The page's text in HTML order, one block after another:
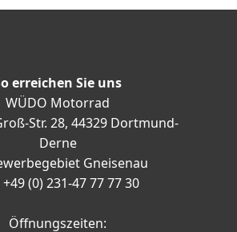
erreichen Sie uns
WÜDO Motorrad
Str. 28, 44329 Dortmund-
Derne
Gneisenau
+49 (0) 231-47 77 77 30
Öffnungszeiten: